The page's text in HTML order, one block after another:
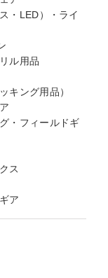
・LED）・ライ
ル用品
キング用品）
・フィールドギ
ス
ア